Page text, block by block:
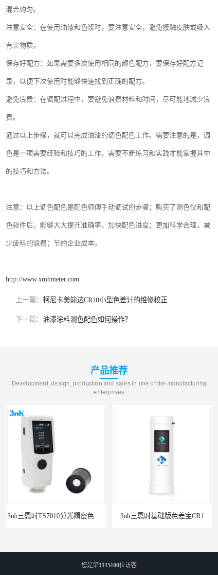
混合均匀。
注意安全：在使用油漆和色浆时，要注意安全，避免接触皮肤或吸入
有害物质。
保存好配方：如果需要多次使用相同的颜色配方，要保存好配方记
录，以便下次使用时能够快速找到正确的配方。
避免浪费：在调配过程中，要避免浪费材料和时间，尽可能地减少浪
费。
通过以上步骤，就可以完成油漆的调色配色工作。需要注意的是，调
色是一项需要经验和技巧的工作，需要不断练习和实践才能掌握其中
的技巧和方法。
注意：以上调色配色是配色师傅手动调试的步骤；购买了测色仪和配
色软件后，能够大大提升准确率，加快配色进度；更加科学合理，减
少废料的浪费；节约企业成本。
http://www.xmhmeter.com
上一篇： 柯尼卡美能达CR10小型色差计的维修校正
下一篇： 油漆涂料测色配色如何操作？
产品推荐
Development, design, production and sales in one of the manufacturing
enterprises
3nh三恩时TS7010分光精密色差仪 3nh三恩时基础版色差宝CR1
您是第1115100位访客